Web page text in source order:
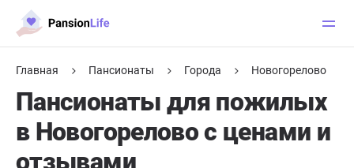
Главная Пансионаты Города Новогорелово
Пансионаты для пожилых
в Новогорелово с ценами и
отзывами